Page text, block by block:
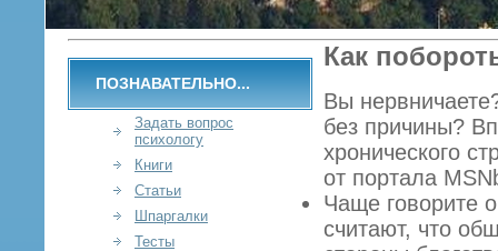
Как
Вы
без причины?
хронического
от портала
Чаще говорите
считают, что
ПОЗНАВАТЕЛЬНО...
Задать вопрос
психологу
Книги
Статьи
Шпаргалки
Тесты